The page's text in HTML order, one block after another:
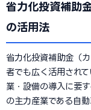
省力化投資補助
の活用法
省力化投資補助金（
者でも広く活用され
業・設備の導入に要
の主力産業である自